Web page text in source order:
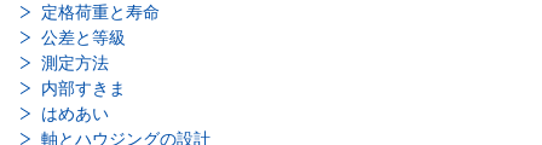
定格荷重と寿命
公差と等級
測定方法
内部すきま
はめあい
軸とハウジングの設計